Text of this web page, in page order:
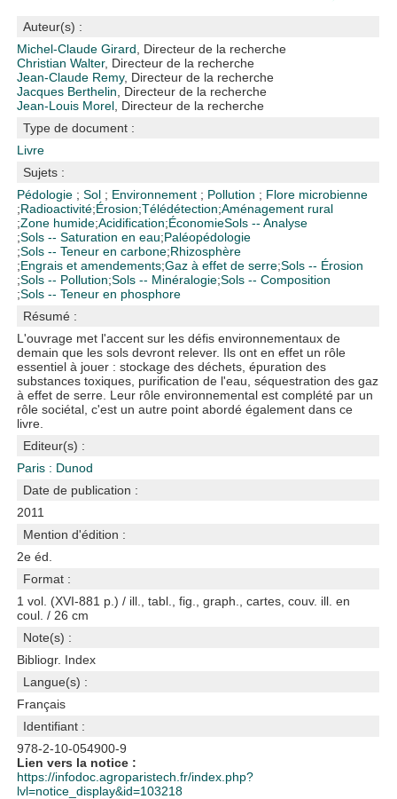
Auteur(s) :
Michel-Claude Girard , Directeur de la recherche
Christian Walter, Directeur de la recherche
Jean-Claude Remy, Directeur de la recherche
Jacques Berthelin , Directeur de la recherche
Jean-Louis Morel , Directeur de la recherche
Type de document :
Livre
Sujets :
Pédologie ;Sol ; Environnement ; Pollution ; Flore microbienne
;Radioactivité;Érosion;Télédétection;Aménagement rural
;Zone humide;Acidification;ÉconomieSols -- Analyse
;Sols -- Saturation en eau;Paléopédologie
;Sols -- Teneur en carbone;Rhizosphère
;Engrais et amendements;Gaz à effet de serre;Sols -- Érosion
;Sols -- Pollution;Sols -- Minéralogie;Sols -- Composition
;Sols -- Teneur en phosphore
Résumé :
L'ouvrage met l'accent sur les défis environnementaux de
demain que les sols devront relever. Ils ont en effet un rôle
essentiel à jouer : stockage des déchets, épuration des
substances toxiques, purification de l'eau, séquestration des gaz
à effet de serre. Leur rôle environnemental est complété par un
rôle sociétal, c'est un autre point abordé également dans ce
livre.
Editeur(s) :
Paris : Dunod
Date de publication :
2011
Mention d'édition :
2e éd.
Format :
1 vol. (XVI-881 p.) / ill., tabl., fig., graph., cartes, couv. ill. en
coul. / 26 cm
Note(s) :
Bibliogr. Index
Langue(s) :
Français
Identifiant :
978-2-10-054900-9
Lien vers la notice :
https://infodoc.agroparistech.fr/index.php?
lvl=notice_display&id=103218